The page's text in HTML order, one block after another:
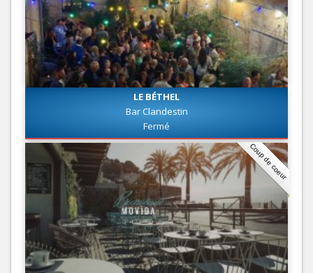
LE BÉTHEL
Bar Clandestin
Fermé
Coup de coeur